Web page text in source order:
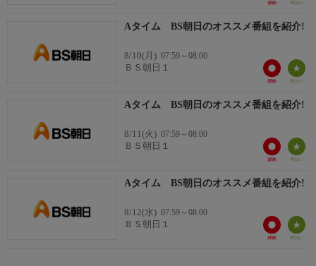
Aタイム BS朝日のオススメ番組を紹介!
8/10(月) 07:59～08:00
ＢＳ朝日１
Aタイム BS朝日のオススメ番組を紹介!
8/11(火) 07:59～08:00
ＢＳ朝日１
Aタイム BS朝日のオススメ番組を紹介!
8/12(水) 07:59～08:00
ＢＳ朝日１